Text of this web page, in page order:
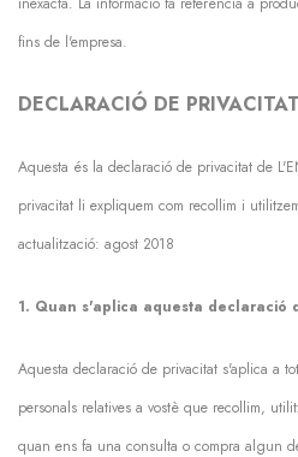
fins de l'empresa.
DECLARACIÓ DE
Aquesta és la declaració de privacitat de
privacitat li expliquem com recollim i
actualització: agost 2018
1. Quan s'aplica aquesta declaració
Aquesta declaració de privacitat s'aplica a
personals relatives a vostè que recollim,
quan ens fa una consulta o compra algun